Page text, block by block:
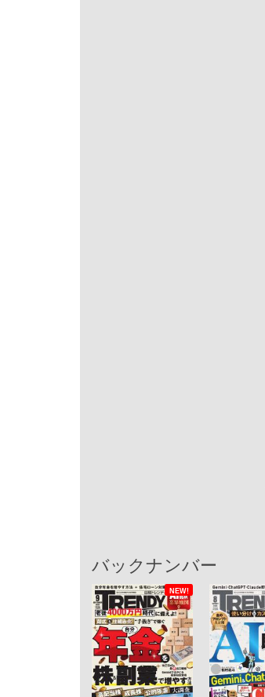
バックナンバー
NEW!